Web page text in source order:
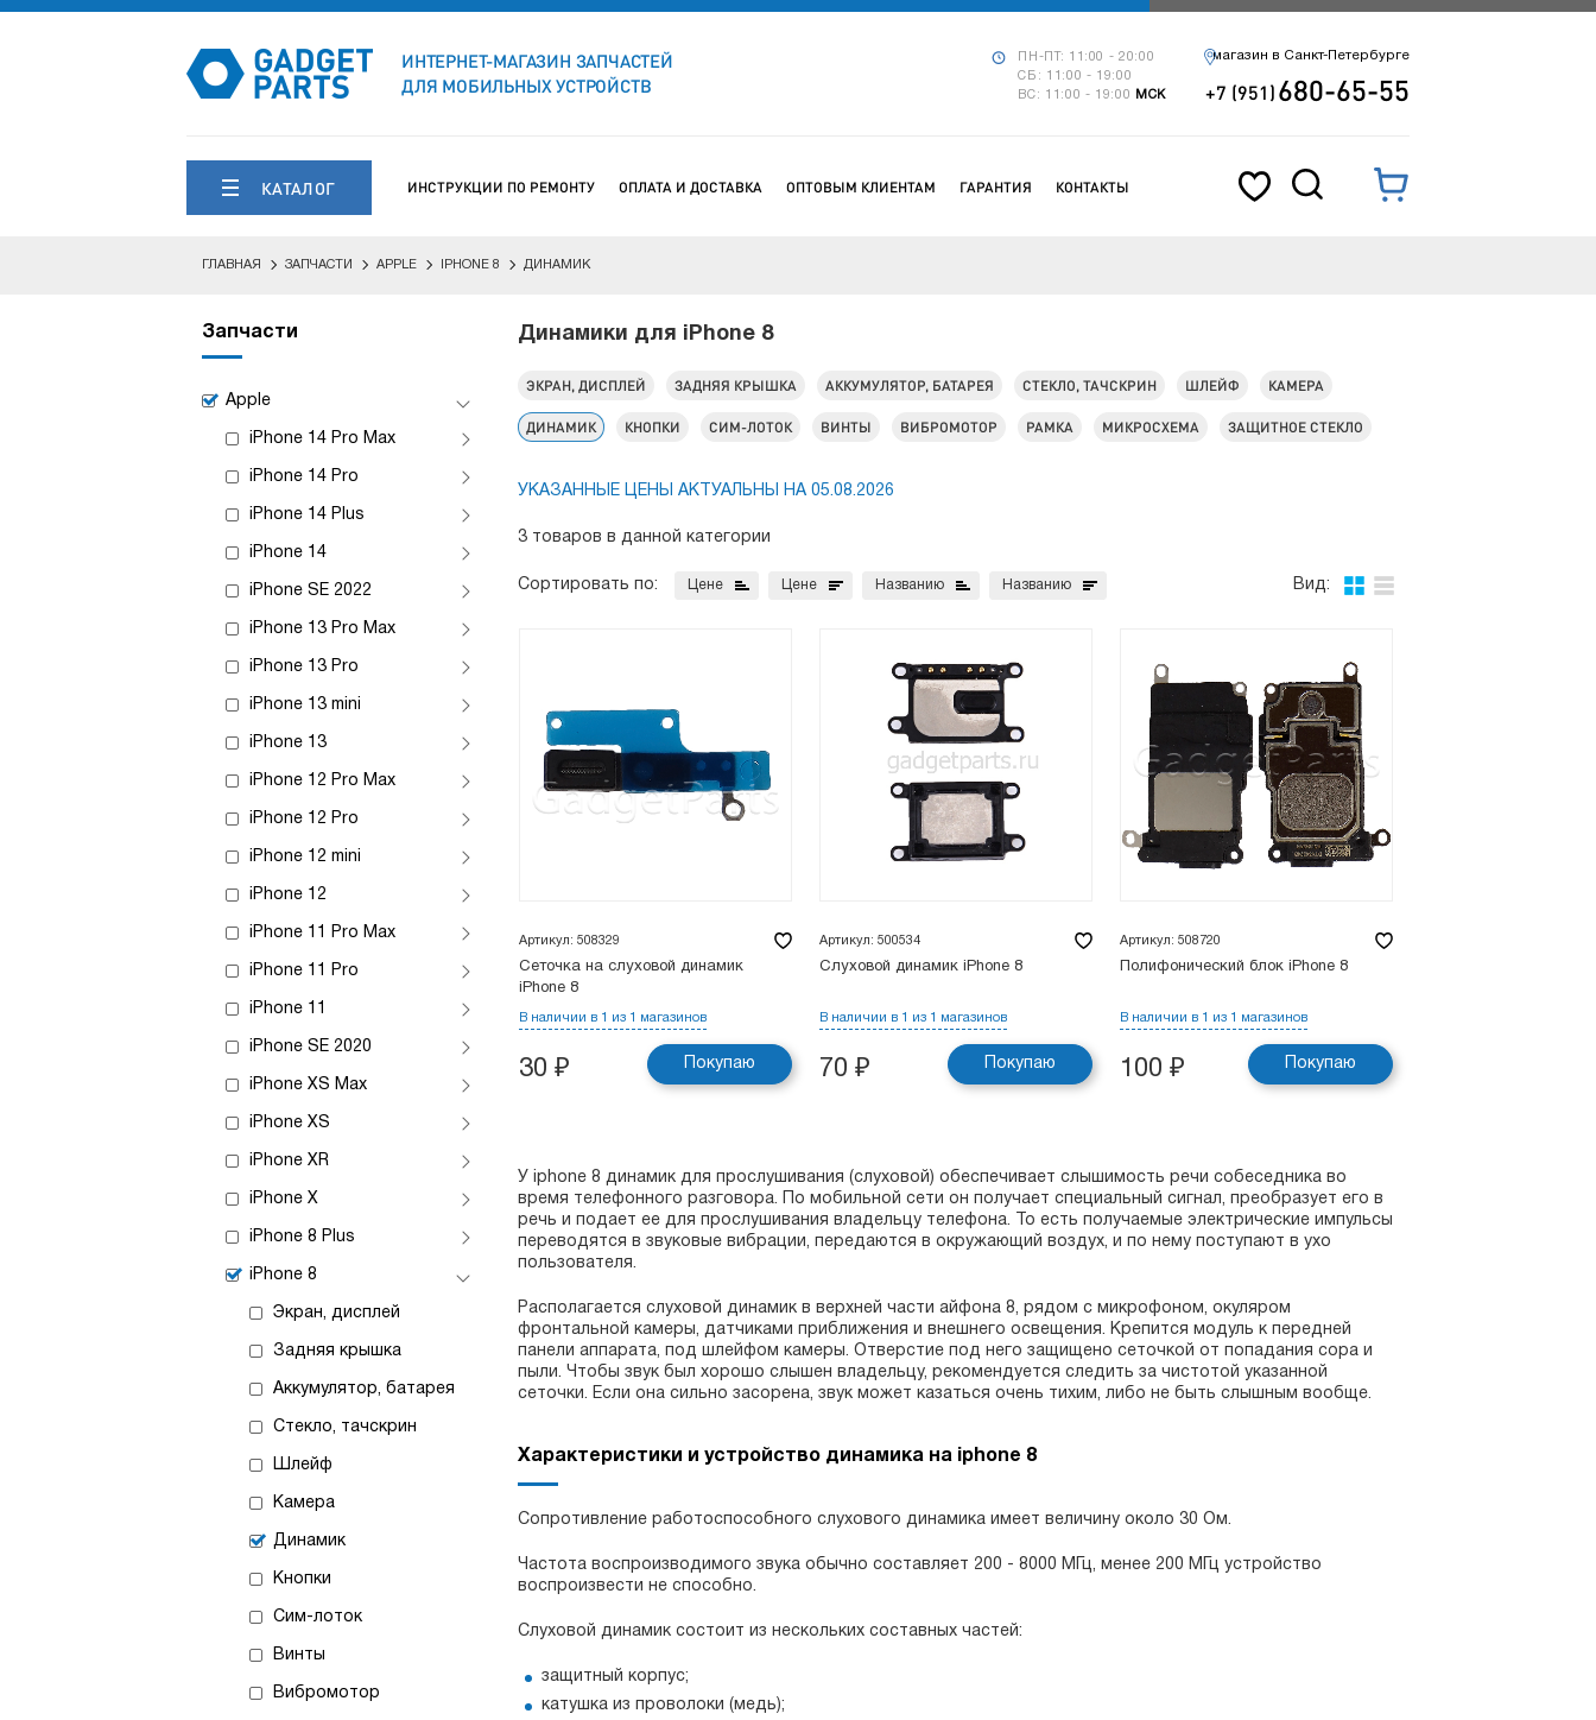
ИНТЕРНЕТ-МАГАЗИН ЗАПЧАСТЕЙ
ДЛЯ МОБИЛЬНЫХ УСТРОЙСТВ
ПН-ПТ: 11:00 - 20:00
СБ: 11:00 - 19:00
ВС: 11:00 - 19:00
МСК
магазин в Санкт-Петербурге
+7 (951)680-65-55
КАТАЛОГ ИНСТРУКЦИИ ПО РЕМОНТУ ОПЛАТА И ДОСТАВКА ОПТОВЫМ КЛИЕНТАМ ГАРАНТИЯ КОНТАКТЫ
ГЛАВНАЯ ЗАПЧАСТИ APPLE IPHONE 8 ДИНАМИК
Запчасти
Apple
iPhone 14 Pro Max
iPhone 14 Pro
iPhone 14 Plus
iPhone 14
iPhone SE 2022
iPhone 13 Pro Max
iPhone 13 Pro
iPhone 13 mini
iPhone 13
iPhone 12 Pro Max
iPhone 12 Pro
iPhone 12 mini
iPhone 12
iPhone 11 Pro Max
iPhone 11 Pro
iPhone 11
iPhone SE 2020
iPhone XS Max
iPhone XS
iPhone XR
iPhone X
iPhone 8 Plus
iPhone 8
Экран, дисплей
Задняя крышка
Аккумулятор, батарея
Стекло, тачскрин
Шлейф
Камера
Динамик
Кнопки
Сим-лоток
Винты
Вибромотор
Динамики для iPhone 8
ЭКРАН, ДИСПЛЕЙ ЗАДНЯЯ КРЫШКА АККУМУЛЯТОР, БАТАРЕЯ СТЕКЛО, ТАЧСКРИН ШЛЕЙФ КАМЕРА
ДИНАМИК КНОПКИ СИМ-ЛОТОК ВИНТЫ ВИБРОМОТОР РАМКА МИКРОСХЕМА ЗАЩИТНОЕ СТЕКЛО
УКАЗАННЫЕ ЦЕНЫ АКТУАЛЬНЫ НА 05.08.2026
3 товаров в данной категории
Вид:
Сортировать по: Цене Цене Названию Названию
Артикул: 508329
Сеточка на слуховой динамик
iPhone 8
В наличии в 1 из 1 магазинов
30 ₽ Покупаю
Артикул: 500534
Слуховой динамик iPhone 8
В наличии в 1 из 1 магазинов
70 ₽ Покупаю
Артикул: 508720
Полифонический блок iPhone 8
В наличии в 1 из 1 магазинов
100 ₽ Покупаю
У iphone 8 динамик для прослушивания (слуховой) обеспечивает слышимость речи собеседника во
время телефонного разговора. По мобильной сети он получает специальный сигнал, преобразует его в
речь и подает ее для прослушивания владельцу телефона. То есть получаемые электрические импульсы
переводятся в звуковые вибрации, передаются в окружающий воздух, и по нему поступают в ухо
пользователя.
Располагается слуховой динамик в верхней части айфона 8, рядом с микрофоном, окуляром
фронтальной камеры, датчиками приближения и внешнего освещения. Крепится модуль к передней
панели аппарата, под шлейфом камеры. Отверстие под него защищено сеточкой от попадания сора и
пыли. Чтобы звук был хорошо слышен владельцу, рекомендуется следить за чистотой указанной
сеточки. Если она сильно засорена, звук может казаться очень тихим, либо не быть слышным вообще.
Характеристики и устройство динамика на iphone 8
Сопротивление работоспособного слухового динамика имеет величину около 30 Ом.
Частота воспроизводимого звука обычно составляет 200 - 8000 МГц, менее 200 МГц устройство
воспроизвести не способно.
Слуховой динамик состоит из нескольких составных частей:
защитный корпус;
катушка из проволоки (медь);